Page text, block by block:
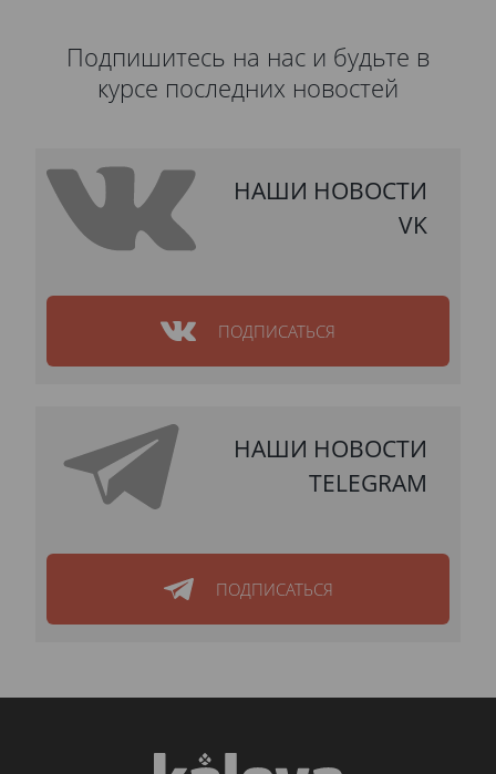
Подпишитесь на нас и будьте в
курсе последних новостей
НАШИ НОВОСТИ
VK
ПОДПИСАТЬСЯ
НАШИ НОВОСТИ
TELEGRAM
ПОДПИСАТЬСЯ